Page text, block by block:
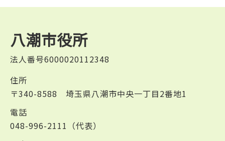
八潮市役所
法人番号6000020112348
住所
〒340-8588 埼玉県八潮市中央一丁目2番地1
電話
048-996-2111（代表）